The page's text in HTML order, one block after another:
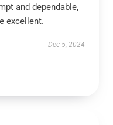
and dependable,
excellent.
Dec 5, 2024